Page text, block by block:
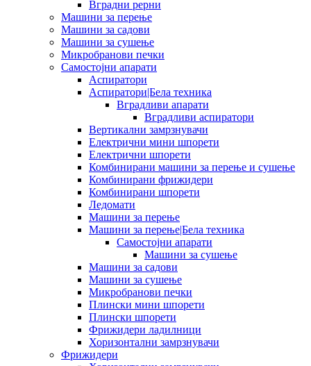
Вградни рерни
Машини за перење
Машини за садови
Машини за сушење
Микробранови печки
Самостојни апарати
Аспиратори
Аспиратори|Бела техника
Вградливи апарати
Вградливи аспиратори
Вертикални замрзнувачи
Електрични мини шпорети
Електрични шпорети
Комбинирани машини за перење и сушење
Комбинирани фрижидери
Комбинирани шпорети
Ледомати
Машини за перење
Машини за перење|Бела техника
Самостојни апарати
Машини за сушење
Машини за садови
Машини за сушење
Микробранови печки
Плински мини шпорети
Плински шпорети
Фрижидери ладилници
Хоризонтални замрзнувачи
Фрижидери